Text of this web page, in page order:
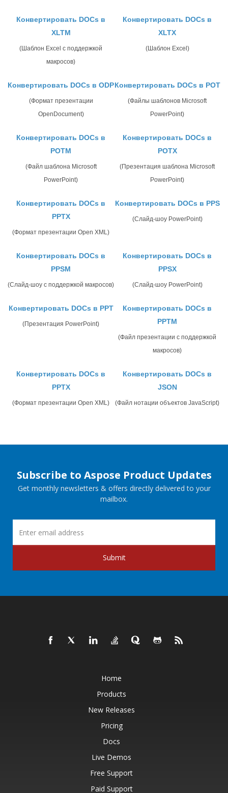
Конвертировать DOCs в
XLTM
(Шаблон Excel с поддержкой
макросов)
Конвертировать DOCs в
XLTX
(Шаблон Excel)
Конвертировать DOCs в ODP
(Формат презентации
OpenDocument)
Конвертировать DOCs в POT
(Файлы шаблонов Microsoft
PowerPoint)
Конвертировать DOCs в
POTM
(Файл шаблона Microsoft
PowerPoint)
Конвертировать DOCs в
POTX
(Презентация шаблона Microsoft
PowerPoint)
Конвертировать DOCs в
PPTX
(Формат презентации Open XML)
Конвертировать DOCs в PPS
(Слайд-шоу PowerPoint)
Конвертировать DOCs в
PPSM
(Слайд-шоу с поддержкой макросов)
Конвертировать DOCs в
PPSX
(Слайд-шоу PowerPoint)
Конвертировать DOCs в PPT
(Презентация PowerPoint)
Конвертировать DOCs в
PPTM
(Файл презентации с поддержкой
макросов)
Конвертировать DOCs в
PPTX
(Формат презентации Open XML)
Конвертировать DOCs в
JSON
(Файл нотации объектов JavaScript)
Subscribe to Aspose Product Updates
Get monthly newsletters & offers directly delivered to your
mailbox.
Submit
Home
Products
New Releases
Pricing
Docs
Live Demos
Free Support
Paid Support